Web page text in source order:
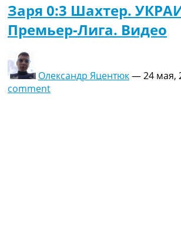
Заря 0:3 Шахтер.
Премьер-Лига. Видео
Олександр Яцентюк—24 мая,
comment